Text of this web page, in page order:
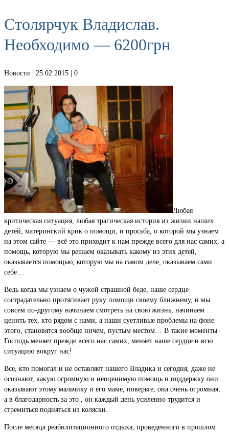
Столярчук Владислав.
Необходимо — 6200грн
Новости | 25.02.2015 | 0
Любая
критическая ситуация, любая трагическая история из жизни наших
детей, материнский крик о помощи, и просьба, о которой мы узнаем
на этом сайте — всё это приходит к нам прежде всего для нас самих, а
помощь, которую мы решаем оказывать какому из этих детей,
оказывается помощью, которую мы на самом деле, оказываем сами
себе…
Ведь когда мы узнаем о чужой страшной беде, наше сердце
сострадательно протягивает руку помощи своему ближнему, и мы
совсем по-другому начинаем смотреть на свою жизнь, начинаем
ценить тех, кто рядом с нами, а наши суетливые проблемы на фоне
этого, становятся вообще ничем, пустым местом… В такие моменты
Господь меняет прежде всего нас самих, меняет наше сердце и всю
ситуацию вокруг нас!
Все, кто помогал и не оставляет нашего Владика и сегодня, даже не
осознают, какую огромную и неоценимую помощь и поддержку они
оказывают этому мальчику и его маме, поверьте, она очень огромная,
а в благодарность за это , он каждый день усиленно трудится и
стремиться подняться из коляски.
После месяца реабилитационного отдыха, проведенного в прошлом